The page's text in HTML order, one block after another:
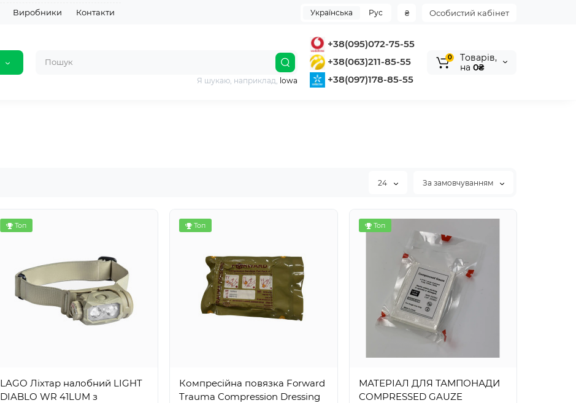
Виробники Контакти Особистий кабінет
₴
Українська Рус
+38(095)072-75-55
+38(063)211-85-55
+38(097)178-85-55
Я шукаю, наприклад, lowa
0
Tоварів,
на 0₴
24 За замовчуванням
Топ
LAGO Ліхтар налобний LIGHT
DIABLO WR 41LUM з
Топ
Компресійна повязка Forward
Trauma Compression Dressing
Топ
МАТЕРІАЛ ДЛЯ ТАМПОНАДИ
COMPRESSED GAUZE